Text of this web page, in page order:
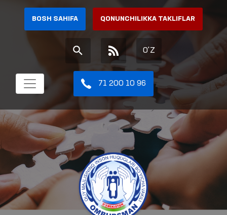
BOSH SAHIFA QONUNCHILIKKA TAKLIFLAR
O'Z
71 200 10 96